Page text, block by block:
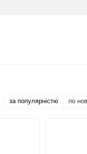
за популярністю по